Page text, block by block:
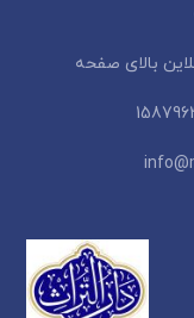
بالای صفحه